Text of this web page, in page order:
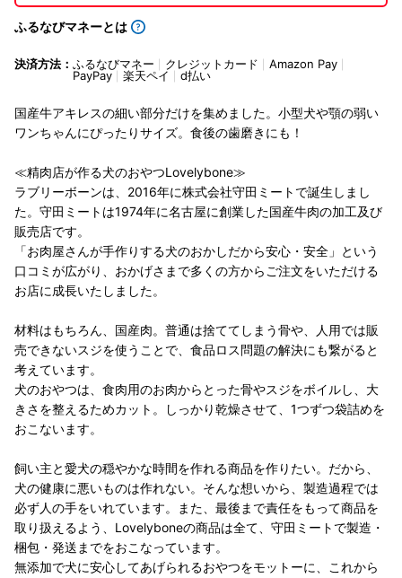
ふるなびマネーとは
決済方法： ふるなびマネー クレジットカード
Amazon Pay
PayPay
楽天ペイ d払い
国産牛アキレスの細い部分だけを集めました。小型犬や顎の弱い
ワンちゃんにぴったりサイズ。食後の歯磨きにも！
≪精肉店が作る犬のおやつLovelybone≫
ラブリーボーンは、2016年に株式会社守田ミートで誕生しまし
た。守田ミートは1974年に名古屋に創業した国産牛肉の加工及び
販売店です。
「お肉屋さんが手作りする犬のおかしだから安心・安全」という
口コミが広がり、おかげさまで多くの方からご注文をいただける
お店に成長いたしました。
材料はもちろん、国産肉。普通は捨ててしまう骨や、人用では販
売できないスジを使うことで、食品ロス問題の解決にも繋がると
考えています。
犬のおやつは、食肉用のお肉からとった骨やスジをボイルし、大
きさを整えるためカット。しっかり乾燥させて、1つずつ袋詰めを
おこないます。
飼い主と愛犬の穏やかな時間を作れる商品を作りたい。だから、
犬の健康に悪いものは作れない。そんな想いから、製造過程では
必ず人の手をいれています。また、最後まで責任をもって商品を
取り扱えるよう、Lovelyboneの商品は全て、守田ミートで製造・
梱包・発送までをおこなっています。
無添加で犬に安心してあげられるおやつをモットーに、これから